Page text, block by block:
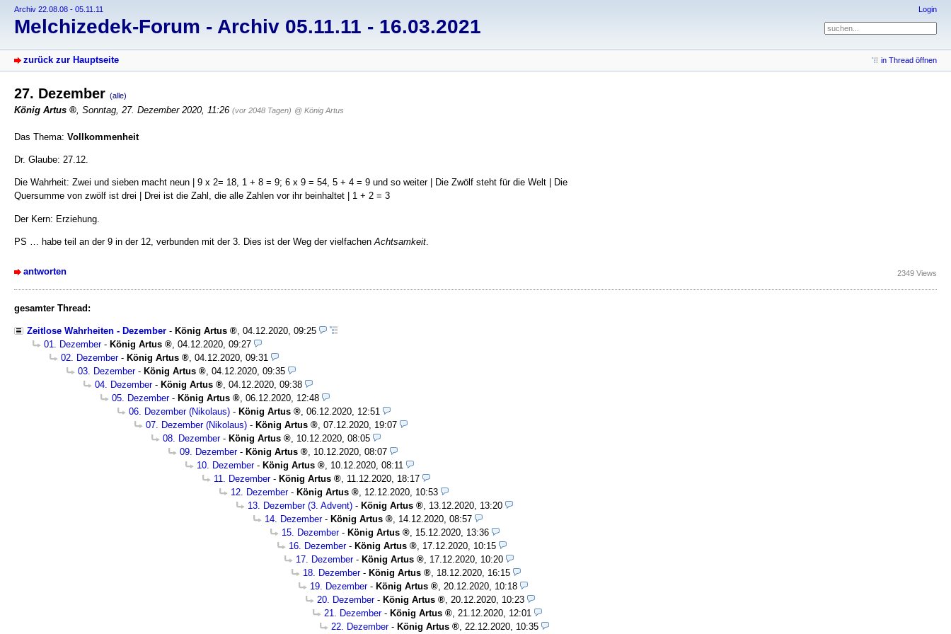
Archiv 22.08.08 - 05.11.11
Melchizedek-Forum - Archiv 05.11.11 - 16.03.2021
Login
zurück zur Hauptseite in Thread öffnen
27. Dezember (alle)
König Artus , Sonntag, 27. Dezember 2020, 11:26 (vor 2048 Tagen) @ König Artus
Das Thema: Vollkommenheit
Dr. Glaube: 27.12.
Die Wahrheit: Zwei und sieben macht neun | 9 x 2= 18, 1 + 8 = 9; 6 x 9 = 54, 5 + 4 = 9 und so weiter | Die Zwölf steht für die Welt | Die
Quersumme von zwölf ist drei | Drei ist die Zahl, die alle Zahlen vor ihr beinhaltet | 1 + 2 = 3
Der Kern: Erziehung.
PS … habe teil an der 9 in der 12, verbunden mit der 3. Dies ist der Weg der vielfachen Achtsamkeit
antworten 2349 Views
gesamter Thread:
Zeitlose Wahrheiten - Dezember - König Artus
04.12.2020, 09:25
01. Dezember- König Artus
04.12.2020, 09:27
02. Dezember- König Artus
04.12.2020, 09:31
03. Dezember- König Artus
04.12.2020, 09:35
04. Dezember- König Artus
04.12.2020, 09:38
05. Dezember- König Artus
06.12.2020, 12:48
06. Dezember (Nikolaus) - König Artus
06.12.2020, 12:51
07. Dezember (Nikolaus) - König Artus
07.12.2020, 19:07
08. Dezember- König Artus
10.12.2020, 08:05
09. Dezember- König Artus
10.12.2020, 08:07
10. Dezember- König Artus
10.12.2020, 08:11
11. Dezember- König Artus
11.12.2020, 18:17
12. Dezember- König Artus
12.12.2020, 10:53
13. Dezember (3. Advent) - König Artus
13.12.2020, 13:20
14. Dezember- König Artus
14.12.2020, 08:57
15. Dezember- König Artus
15.12.2020, 13:36
16. Dezember- König Artus
17.12.2020, 10:15
17. Dezember- König Artus
17.12.2020, 10:20
18. Dezember- König Artus
18.12.2020, 16:15
19. Dezember- König Artus
20.12.2020, 10:18
20. Dezember- König Artus
20.12.2020, 10:23
21. Dezember- König Artus
21.12.2020, 12:01
22. Dezember- König Artus 22.12.2020, 10:35